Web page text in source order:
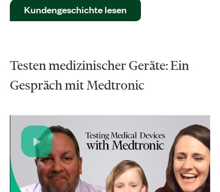
Kundengeschichte lesen
Testen medizinischer Geräte: Ein
Gespräch mit Medtronic
Video